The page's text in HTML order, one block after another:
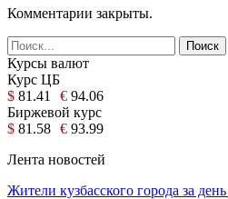
Комментарии закрыты.
Курсы валют
Курс ЦБ
$ 81.41 € 94.06
Биржевой курс
$ 81.58 € 93.99
Лента новостей
Жители кузбасского города за